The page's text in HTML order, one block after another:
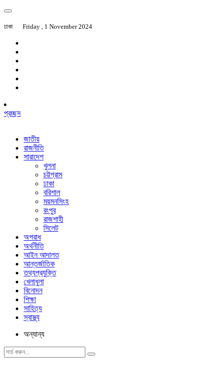
ঢাকা Friday , 1 November 2024
প্রচ্ছদ
জাতীয়
রাজনীতি
সারাদেশ
খুলনা
চট্টগ্রাম
ঢাকা
বরিশাল
ময়মনসিংহ
রংপুর
রাজশাহী
সিলেট
অপরাধ
অর্থনীতি
আইন আদালত
আন্তর্জাতিক
তথ্যপ্রযুক্তি
খেলাধুলা
বিনোদন
শিক্ষা
সাহিত্য
স্বাস্থ্য
অন্যান্য